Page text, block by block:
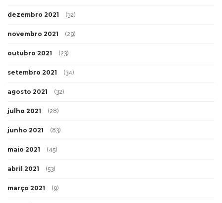
dezembro 2021 (32)
novembro 2021 (29)
outubro 2021 (23)
setembro 2021 (34)
agosto 2021 (32)
julho 2021 (28)
junho 2021 (83)
maio 2021 (45)
abril 2021 (53)
março 2021 (9)